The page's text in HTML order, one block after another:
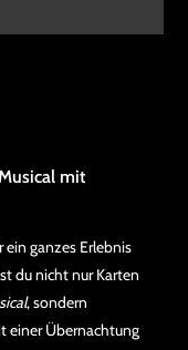
mit
ein ganzes Erlebnis
du nicht nur Karten
, sondern
einer Übernachtung